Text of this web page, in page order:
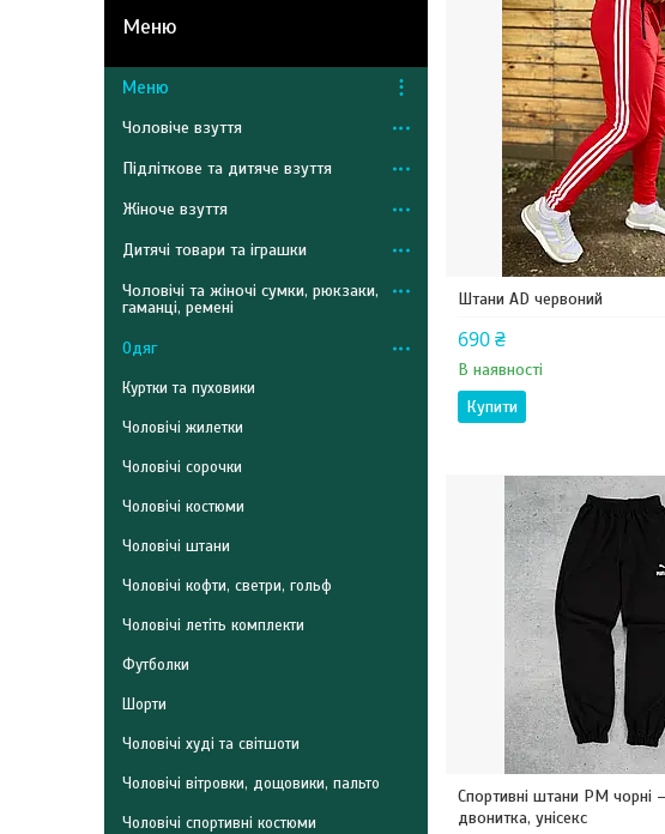
Штани AD червоний
690 ₴
В наявності
Купити
Спортивні штани PM чорні
двонитка, унісекс
Меню
Чоловіче взуття
Підліткове та дитяче взуття
Жіноче взуття
Дитячі товари та іграшки
Чоловічі та жіночі сумки, рюкзаки,
гаманці, ремені
Одяг
Куртки та пуховики
Чоловічі жилетки
Чоловічі сорочки
Чоловічі костюми
Чоловічі штани
Чоловічі кофти, светри, гольф
Чоловічі летіть комплекти
Футболки
Шорти
Чоловічі худі та світшоти
Чоловічі вітровки, дощовики, пальто
Чоловічі спортивні костюми